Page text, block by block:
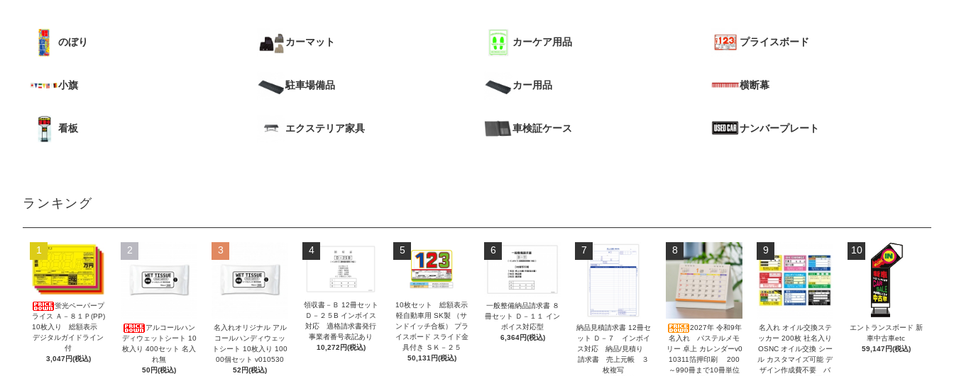
のぼり
小旗
看板
カーマット
駐車場備品
エクステリア家具
カーケア用品
カー用品
車検証ケース
プライスボード
横断幕
ナンバープレート
ランキング
1
蛍光ペーパープ
ライス Ａ－８１Ｐ(PP)
10枚入り 総額表示
デジタルガイドライン
付
3,047円(税込)
2
アルコールハン
ディウェットシート 10
枚入り 400セット 名入
れ無
50円(税込)
3
名入れオリジナル アル
コールハンディウェッ
トシート 10枚入り 100
00個セット v010530
52円(税込)
4
領収書－Ｂ 12冊セット
Ｄ－２５B インボイス
対応 適格請求書発行
事業者番号表記あり
10,272円(税込)
5
10枚セット 総額表示
軽自動車用 SK製 （サ
ンドイッチ合板） プラ
イスボード スライド金
具付き ＳＫ－２５
50,131円(税込)
6
一般整備納品請求書 ８
冊セット Ｄ－１１ イン
ボイス対応型
6,364円(税込)
7
納品見積請求書 12冊セ
ット Ｄ－７ インボイ
ス対応 納品/見積り
請求書 売上元帳 ３
枚複写
8
2027年 令和9年
名入れ パステルメモ
リー 卓上 カレンダーv0
10311箔押印刷 200
～990冊まで10冊単位
9
名入れ オイル交換ステ
ッカー 200枚 社名入り
OSNC オイル交換 シー
ル カスタマイズ可能 デ
ザイン作成費不要 バ
10
エントランスボード 新
車中古車etc
59,147円(税込)